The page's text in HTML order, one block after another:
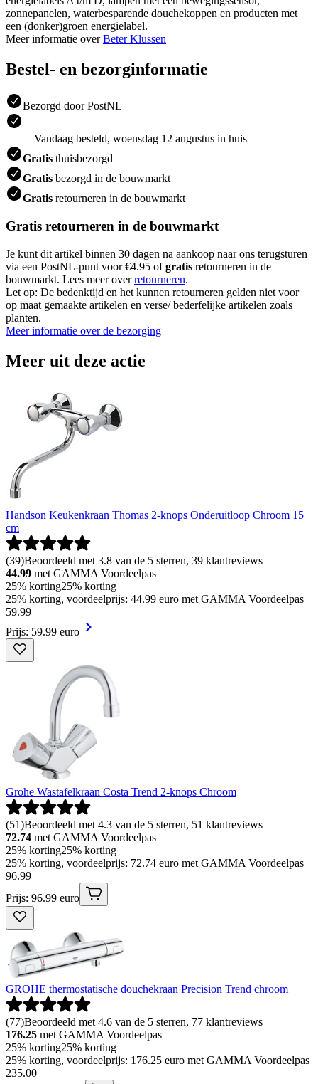
zonnepanelen, waterbesparende douchekoppen en producten met
een (donker)groen energielabel.
Meer informatie overBeter Klussen
Bestel- en bezorginformatie
Bezorgd door PostNL
Vandaag besteld, woensdag 12 augustus in huis
Gratis thuisbezorgd
Gratis bezorgd in de bouwmarkt
Gratis retourneren in de bouwmarkt
Gratis retourneren in de bouwmarkt
Je kunt dit artikel binnen 30 dagen na aankoop naar ons terugsturen
via een PostNL-punt voor €4.95 ofgratis retourneren in de
bouwmarkt. Lees meer overretourneren.
Let op: De bedenktijd en het kunnen retourneren gelden niet voor
op maat gemaakte artikelen en verse/ bederfelijke artikelen zoals
planten.
Meer informatie over de bezorging
Meer uit deze actie
Handson Keukenkraan Thomas 2-knops Onderuitloop Chroom 15
cm
(39)Beoordeeld met 3.8 van de 5 sterren, 39 klantreviews
44.99 met GAMMA Voordeelpas
25% korting25% korting
25% korting, voordeelprijs: 44.99 euro met GAMMA Voordeelpas
59.99
Prijs: 59.99 euro
Grohe Wastafelkraan Costa Trend 2-knops Chroom
(51)Beoordeeld met 4.3 van de 5 sterren, 51 klantreviews
72.74 met GAMMA Voordeelpas
25% korting25% korting
25% korting, voordeelprijs: 72.74 euro met GAMMA Voordeelpas
96.99
Prijs: 96.99 euro
GROHE thermostatische douchekraan Precision Trend chroom
(77)Beoordeeld met 4.6 van de 5 sterren, 77 klantreviews
176.25 met GAMMA Voordeelpas
25% korting25% korting
25% korting, voordeelprijs: 176.25 euro met GAMMA Voordeelpas
235.00